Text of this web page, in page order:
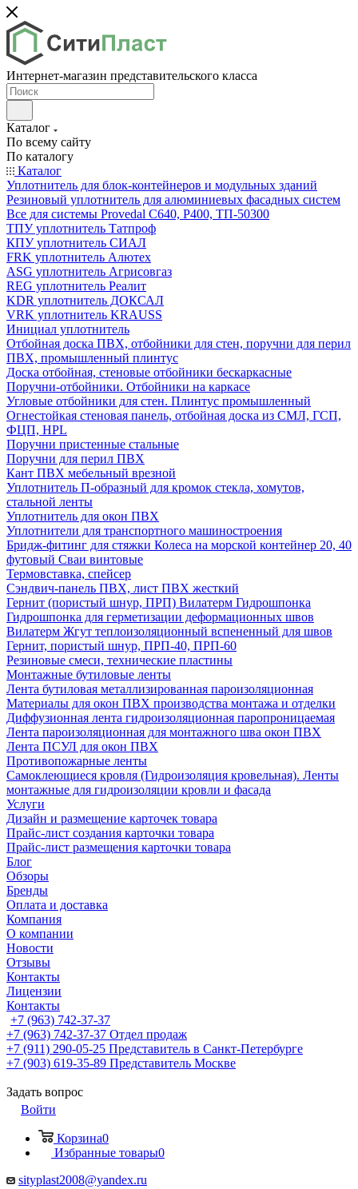
Интернет-магазин представительского класса
Каталог
По всему сайту
По каталогу
Каталог
Уплотнитель для блок-контейнеров и модульных зданий
Резиновый уплотнитель для алюминиевых фасадных систем
Все для системы Provedal С640, Р400, ТП-50300
ТПУ уплотнитель Татпроф
КПУ уплотнитель СИАЛ
FRK уплотнитель Алютех
ASG уплотнитель Агрисовгаз
REG уплотнитель Реалит
KDR уплотнитель ДОКСАЛ
VRK уплотнитель KRAUSS
Инициал уплотнитель
Отбойная доска ПВХ, отбойники для стен, поручни для перил
ПВХ, промышленный плинтус
Доска отбойная, стеновые отбойники бескаркасные
Поручни-отбойники. Отбойники на каркасе
Угловые отбойники для стен. Плинтус промышленный
Огнестойкая стеновая панель, отбойная доска из СМЛ, ГСП,
ФЦП, HPL
Поручни пристенные стальные
Поручни для перил ПВХ
Кант ПВХ мебельный врезной
Уплотнитель П-образный для кромок стекла, хомутов,
стальной ленты
Уплотнитель для окон ПВХ
Уплотнители для транспортного машиностроения
Бридж-фитинг для стяжки Колеса на морской контейнер 20, 40
футовый Сваи винтовые
Термовставка, спейсер
Сэндвич-панель ПВХ, лист ПВХ жесткий
Гернит (пористый шнур, ПРП) Вилатерм Гидрошпонка
Гидрошпонка для герметизации деформационных швов
Вилатерм Жгут теплоизоляционный вспененный для швов
Гернит, пористый шнур, ПРП-40, ПРП-60
Резиновые смеси, технические пластины
Монтажные бутиловые ленты
Лента бутиловая металлизированная пароизоляционная
Материалы для окон ПВХ производства монтажа и отделки
Диффузионная лента гидроизоляционная паропроницаемая
Лента пароизоляционная для монтажного шва окон ПВХ
Лента ПСУЛ для окон ПВХ
Противопожарные ленты
Самоклеющиеся кровля (Гидроизоляция кровельная). Ленты
монтажные для гидроизоляции кровли и фасада
Услуги
Дизайн и размещение карточек товара
Прайс-лист создания карточки товара
Прайс-лист размещения карточки товара
Блог
Обзоры
Бренды
Оплата и доставка
Компания
О компании
Новости
Отзывы
Контакты
Лицензии
Контакты
+7 (963) 742-37-37
+7 (963) 742-37-37 Отдел продаж
+7 (911) 290-05-25 Представитель в Санкт-Петербурге
+7 (903) 619-35-89 Представитель Москве
Задать вопрос
Войти
Корзина0
Избранные товары0
sityplast2008@yandex.ru